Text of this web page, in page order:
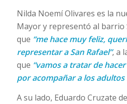
Nilda Noemí Olivares es la
Mayor y representó al barrio
que “me hace muy feliz,
representar a San Rafael”, a
que “vamos a tratar de
por acompañar a los adultos
A su lado, Eduardo Cruzate